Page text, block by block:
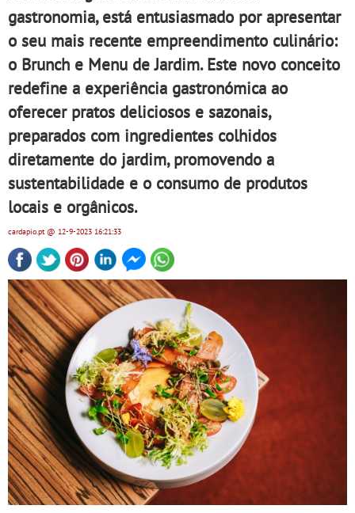
gastronomia, está entusiasmado por apresentar
o seu mais recente empreendimento culinário:
o Brunch e Menu de Jardim. Este novo conceito
redefine a experiência gastronómica ao
oferecer pratos deliciosos e sazonais,
preparados com ingredientes colhidos
diretamente do jardim, promovendo a
sustentabilidade e o consumo de produtos
locais e orgânicos.
cardapio.pt@ 12-9-2023 16:21:33